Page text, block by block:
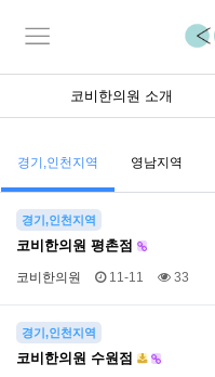
코비한의원 소개
경기,인천지역 영남지역
경기,인천지역
코비한의원 평촌점
코비한의원 11-11 33
경기,인천지역
코비한의원 수원점